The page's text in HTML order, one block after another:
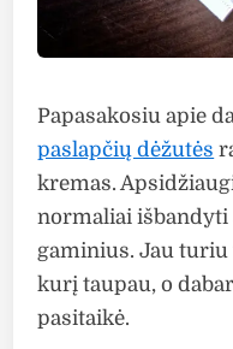
Papasakosiu apie
paslapčių dėžutės
kremas.
normaliai
gaminius. Jau turiu
kurį taupau, o
pasitaikė.